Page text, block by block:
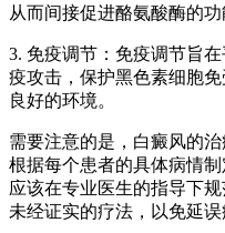
从而间接促进酪氨酸酶的功
3. 免疫调节：免疫调节旨
疫攻击，保护黑色素细胞
良好的环境。
需要注意的是，白癜风的
根据每个患者的具体病情
应该在专业医生的指导下
未经证实的疗法，以免延